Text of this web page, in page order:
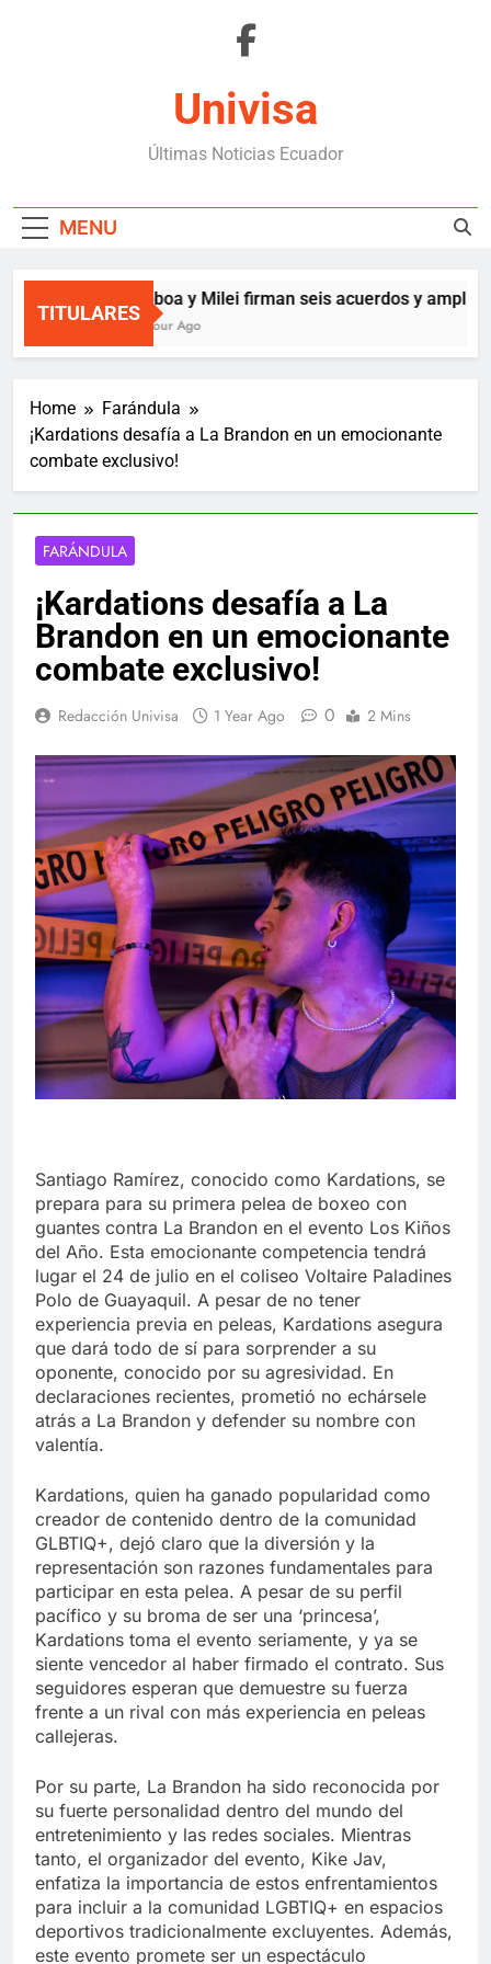
Univisa
Últimas Noticias Ecuador
MENU
TITULARES
Noboa y Milei firman seis acuerdos y amplían
1 Hour Ago
Home
Farándula
¡Kardations desafía a La Brandon en un emocionante
combate exclusivo!
FARÁNDULA
¡Kardations desafía a La
Brandon en un emocionante
combate exclusivo!
Redacción Univisa 1 Year Ago 0 2 Mins
Santiago Ramírez, conocido como Kardations, se
prepara para su primera pelea de boxeo con
guantes contra La Brandon en el evento Los Kiños
del Año. Esta emocionante competencia tendrá
lugar el 24 de julio en el coliseo Voltaire Paladines
Polo de Guayaquil. A pesar de no tener
experiencia previa en peleas, Kardations asegura
que dará todo de sí para sorprender a su
oponente, conocido por su agresividad. En
declaraciones recientes, prometió no echársele
atrás a La Brandon y defender su nombre con
valentía.
Kardations, quien ha ganado popularidad como
creador de contenido dentro de la comunidad
GLBTIQ+, dejó claro que la diversión y la
representación son razones fundamentales para
participar en esta pelea. A pesar de su perfil
pacífico y su broma de ser una ‘princesa’,
Kardations toma el evento seriamente, y ya se
siente vencedor al haber firmado el contrato. Sus
seguidores esperan que demuestre su fuerza
frente a un rival con más experiencia en peleas
callejeras.
Por su parte, La Brandon ha sido reconocida por
su fuerte personalidad dentro del mundo del
entretenimiento y las redes sociales. Mientras
tanto, el organizador del evento, Kike Jav,
enfatiza la importancia de estos enfrentamientos
para incluir a la comunidad LGBTIQ+ en espacios
deportivos tradicionalmente excluyentes. Además,
este evento promete ser un espectáculo